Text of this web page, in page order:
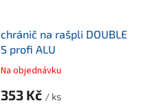
chránič na rašpli DOUBLE
S profi ALU
Na objednávku
353 Kč / ks